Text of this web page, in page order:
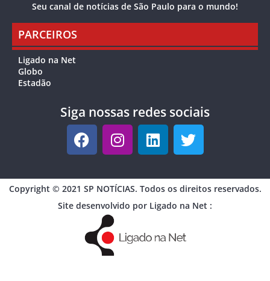
Seu canal de notícias de São Paulo para o mundo!
PARCEIROS
Ligado na Net
Globo
Estadão
Siga nossas redes sociais
Copyright © 2021 SP NOTÍCIAS. Todos os direitos reservados.
Site desenvolvido por Ligado na Net :